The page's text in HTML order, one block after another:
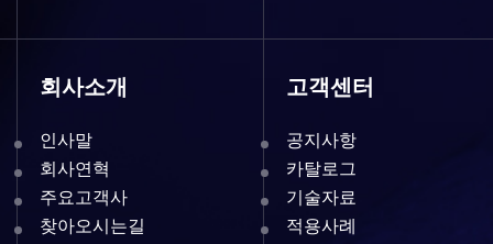
회사소개
인사말
회사연혁
주요고객사
찾아오시는길
고객센터
공지사항
카탈로그
기술자료
적용사례